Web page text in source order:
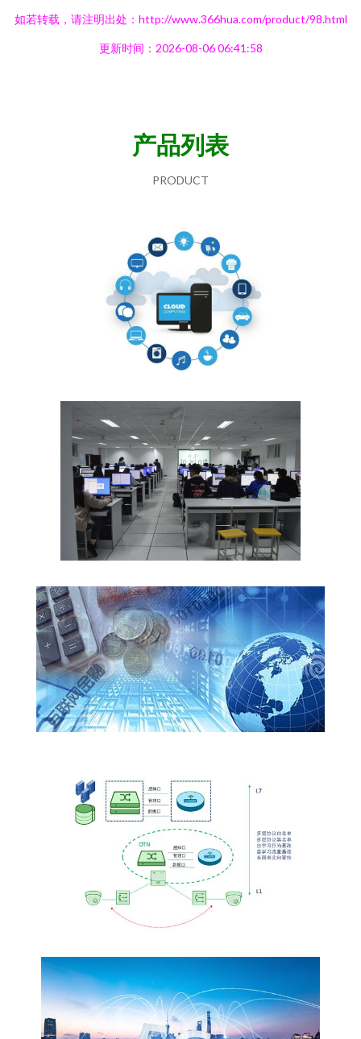
如若转载，请注明出处：http://www.366hua.com/product/98.html
更新时间：2026-08-06 06:41:58
产品列表
PRODUCT